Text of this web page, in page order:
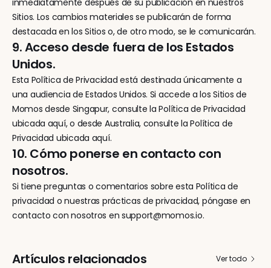
inmediatamente después de su publicación en nuestros
Sitios. Los cambios materiales se publicarán de forma
destacada en los Sitios o, de otro modo, se le comunicarán.
9. Acceso desde fuera de los Estados
Unidos.
‍Esta Política de Privacidad está destinada únicamente a
una audiencia de Estados Unidos. Si accede a los Sitios de
Momos desde Singapur, consulte la Política de Privacidad
ubicada aquí, o desde Australia, consulte la Política de
Privacidad ubicada aquí.
10. Cómo ponerse en contacto con
nosotros.
Si tiene preguntas o comentarios sobre esta Política de
privacidad o nuestras prácticas de privacidad, póngase en
contacto con nosotros en support@momos.io.
Artículos relacionados Ver todo